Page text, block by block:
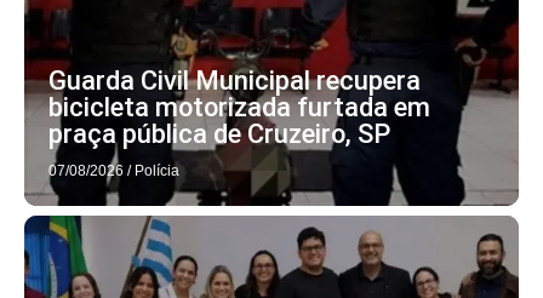
Guarda Civil Municipal recupera
bicicleta motorizada furtada em
praça pública de Cruzeiro, SP
07/08/2026 / Polícia